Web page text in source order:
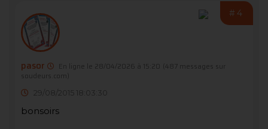
#4
pasor En ligne le 28/04/2026 à 15:20
(487 messages sur
soudeurs.com)
29/08/2015 18:03:30
bonsoirs